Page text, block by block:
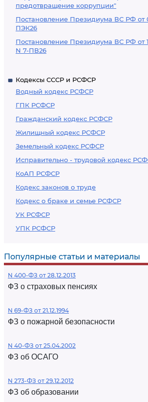
предотвращение коррупции"
Постановление Президиума ВС РФ от
ПЭК26
Постановление Президиума ВС РФ от
N 7-ПВ26
Кодексы СССР и РСФСР
Водный кодекс РСФСР
ГПК РСФСР
Гражданский кодекс РСФСР
Жилищный кодекс РСФСР
Земельный кодекс РСФСР
Исправительно - трудовой кодекс
КоАП РСФСР
Кодекс законов о труде
Кодекс о браке и семье РСФСР
УК РСФСР
УПК РСФСР
Популярные статьи и материалы
N 400-ФЗ от 28.12.2013
ФЗ о страховых пенсиях
N 69-ФЗ от 21.12.1994
ФЗ о пожарной безопасности
N 40-ФЗ от 25.04.2002
ФЗ об ОСАГО
N 273-ФЗ от 29.12.2012
ФЗ об образовании